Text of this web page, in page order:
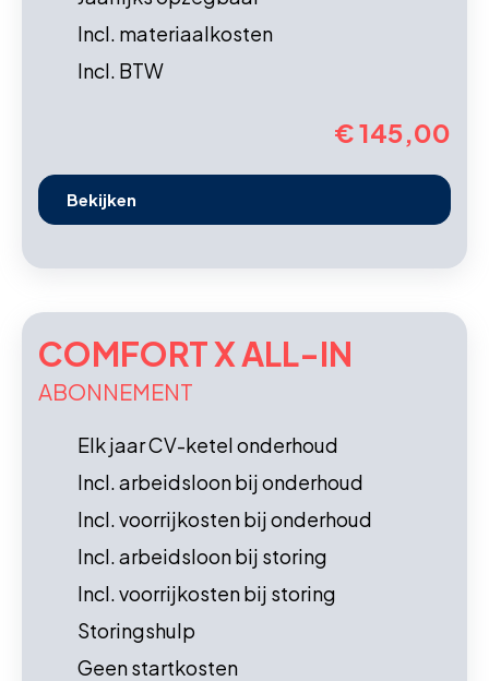
Incl. materiaalkosten
Incl. BTW
€ 145,00
Bekijken
COMFORT X ALL-IN
ABONNEMENT
Elk jaar CV-ketel onderhoud
Incl. arbeidsloon bij onderhoud
Incl. voorrijkosten bij onderhoud
Incl. arbeidsloon bij storing
Incl. voorrijkosten bij storing
Storingshulp
Geen startkosten